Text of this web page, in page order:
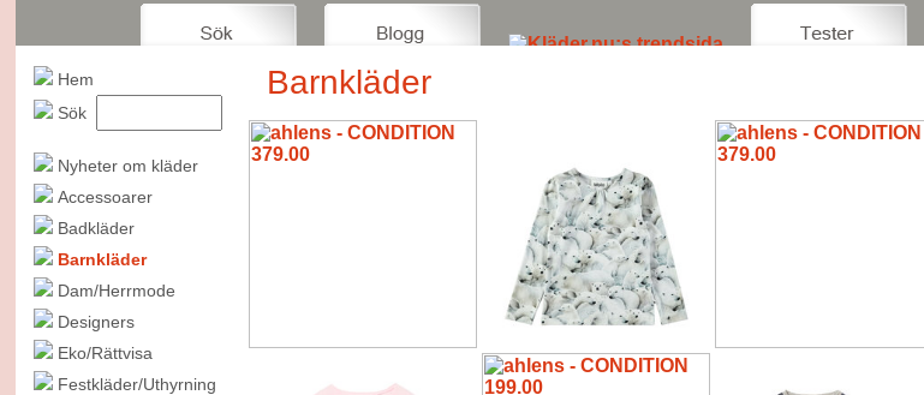
Hem
Sök
Nyheter om kläder
Accessoarer
Badkläder
Barnkläder
Dam/Herrmode
Designers
Eko/Rättvisa
Festkläder/Uthyrning
Barnkläder